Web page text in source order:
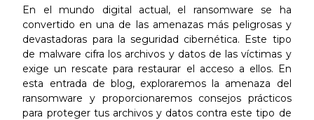
En el mundo digital actual, el ransomware se ha
convertido en una de las amenazas más peligrosas y
devastadoras para la seguridad cibernética. Este tipo
de malware cifra los archivos y datos de las víctimas y
exige un rescate para restaurar el acceso a ellos. En
esta entrada de blog, exploraremos la amenaza del
ransomware y proporcionaremos consejos prácticos
para proteger tus archivos y datos contra este tipo de